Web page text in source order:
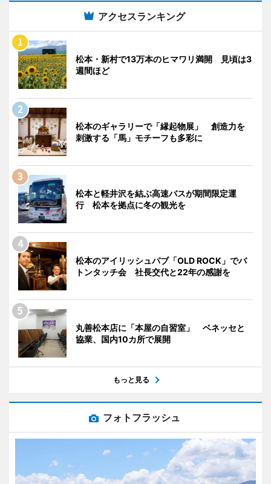
アクセスランキング
松本・新村で13万本のヒマワリ満開 見頃は3
週間ほど
松本のギャラリーで「縁起物展」 創造力を
刺激する「馬」モチーフも多彩に
松本と軽井沢を結ぶ高速バスが期間限定運
行 松本を拠点に冬の観光を
松本のアイリッシュパブ「OLD ROCK」でバ
トンタッチ会 社長交代と22年の感謝を
丸善松本店に「本屋の自習室」 ベネッセと
協業、国内10カ所で展開
もっと見る
フォトフラッシュ